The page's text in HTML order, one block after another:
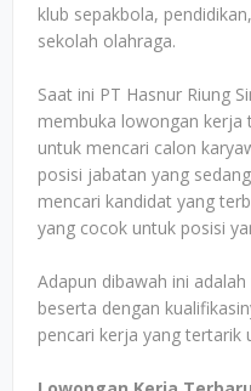
klub sepakbola,
sekolah olahraga.
Saat ini PT Hasnur Riung
membuka lowongan kerja
untuk mencari calon
posisi jabatan yang
mencari kandidat yang
yang cocok untuk posisi
Adapun dibawah ini
beserta dengan
pencari kerja yang tertarik